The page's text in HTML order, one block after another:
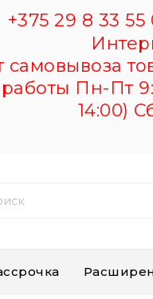
+375 29 8 33
Пн-Пт
14:00)